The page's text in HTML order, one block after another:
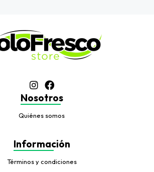
Nosotros
Quiénes somos
Información
Términos y condiciones